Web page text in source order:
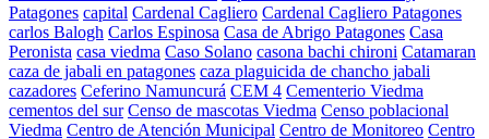
Patagones capital Cardenal Cagliero Cardenal Cagliero Patagones
carlos Balogh Carlos Espinosa Casa de Abrigo Patagones Casa
Peronista casa viedma Caso Solano casona bachi chironi Catamaran
caza de jabali en patagones caza plaguicida de chancho jabali
cazadores Ceferino Namuncurá CEM 4 Cementerio Viedma
cementos del sur Censo de mascotas Viedma Censo poblacional
Viedma Centro de Atención Municipal Centro de Monitoreo Centro